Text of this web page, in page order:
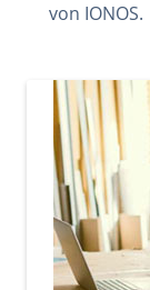
von IONOS.